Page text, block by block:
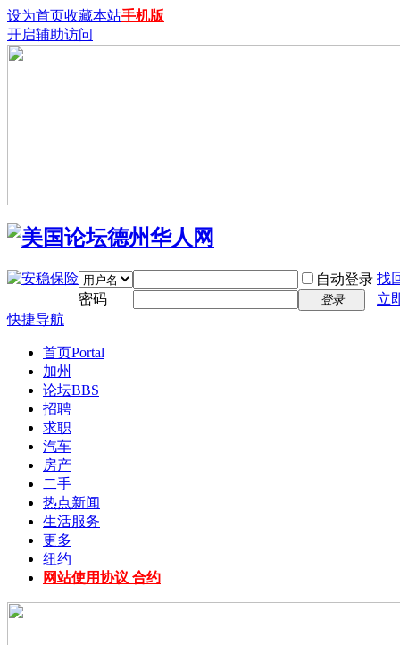
设为首页收藏本站手机版
开启辅助访问
自动登录 找
密码
登录
立
快捷导航
首页Portal
加州
论坛BBS
招聘
求职
汽车
房产
二手
热点新闻
生活服务
更多
纽约
网站使用协议 合约